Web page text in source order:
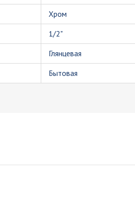
Хром
1/2"
Глянцевая
Бытовая